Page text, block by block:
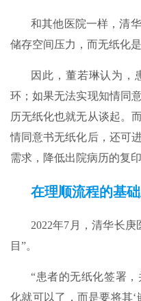
和其他医院一样，清
储存空间压力，而无纸化
因此，董若琳认为，
环；如果无法实现知情同
历无纸化也就无从谈起。
情同意书无纸化后，还可
需求，降低出院病历的复
在理顺流程的基
2022年7月，清华长
目”。
“患者的无纸化签署
化就可以了，而是要将其